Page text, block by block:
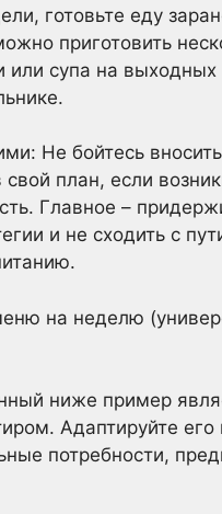
готовьте еду
приготовить
или супа на выходных
Не бойтесь вносить
план, если
Главное –
и не сходить с
на неделю
ниже пример
Адаптируйте его
потребности,